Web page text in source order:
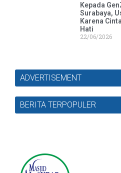
Kepada
Surabaya,
Karena
Hati
22/06/2026
ADVERTISEMENT
BERITA TERPOPULER